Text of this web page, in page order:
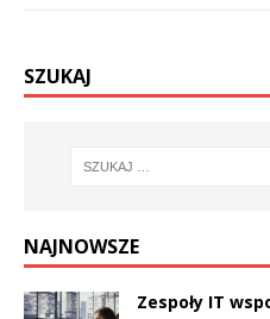
SZUKAJ
NAJNOWSZE
Zespoły IT